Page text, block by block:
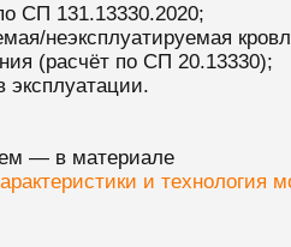
СП 131.13330.2020;
неэксплуатируемая
(расчёт по СП 20.13330);
эксплуатации.
— в материале
и технология